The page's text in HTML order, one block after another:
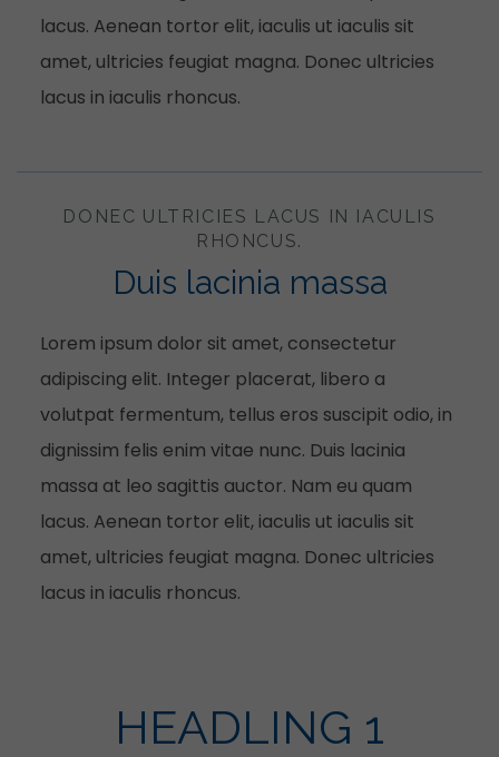
lacus. Aenean tortor elit, iaculis ut iaculis sit
amet, ultricies feugiat magna. Donec ultricies
lacus in iaculis rhoncus.
DONEC ULTRICIES LACUS IN IACULIS
RHONCUS.
Duis lacinia massa
Lorem ipsum dolor sit amet, consectetur
adipiscing elit. Integer placerat, libero a
volutpat fermentum, tellus eros suscipit odio, in
dignissim felis enim vitae nunc. Duis lacinia
massa at leo sagittis auctor. Nam eu quam
lacus. Aenean tortor elit, iaculis ut iaculis sit
amet, ultricies feugiat magna. Donec ultricies
lacus in iaculis rhoncus.
HEADLING 1